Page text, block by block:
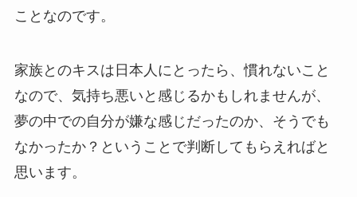
ことなのです。
家族とのキスは日本人にとったら、慣れないこと
なので、気持ち悪いと感じるかもしれませんが、
夢の中での自分が嫌な感じだったのか、そうでも
なかったか？ということで判断してもらえればと
思います。